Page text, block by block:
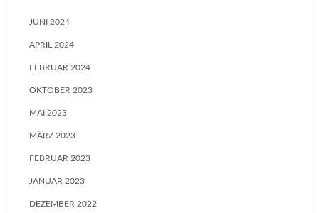
JUNI 2024
APRIL 2024
FEBRUAR 2024
OKTOBER 2023
MAI 2023
MÄRZ 2023
FEBRUAR 2023
JANUAR 2023
DEZEMBER 2022